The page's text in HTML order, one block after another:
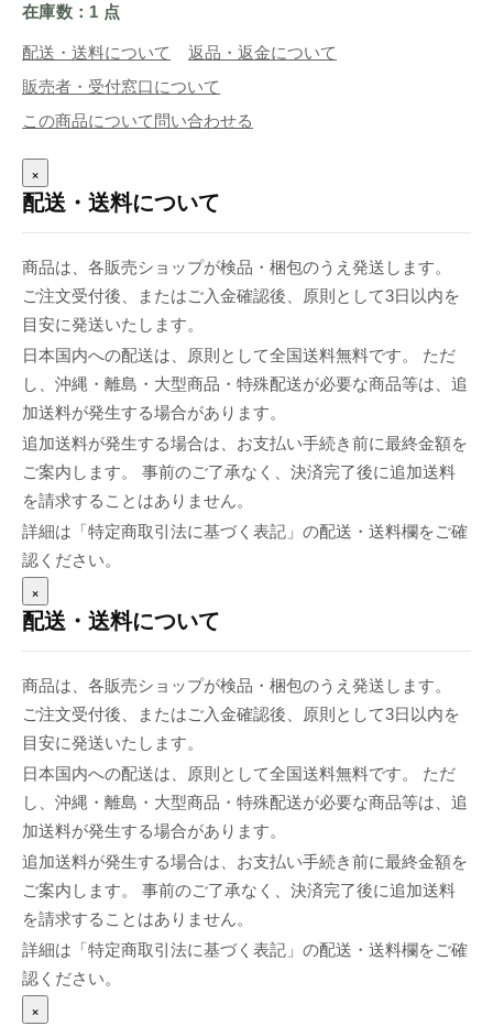
在庫数：1 点
配送・送料について
返品・返金について
販売者・受付窓口について
この商品について問い合わせる
×
配送・送料について
商品は、各販売ショップが検品・梱包のうえ発送します。
ご注文受付後、またはご入金確認後、原則として3日以内を
目安に発送いたします。
日本国内への配送は、原則として全国送料無料です。 ただ
し、沖縄・離島・大型商品・特殊配送が必要な商品等は、追
加送料が発生する場合があります。
追加送料が発生する場合は、お支払い手続き前に最終金額を
ご案内します。 事前のご了承なく、決済完了後に追加送料
を請求することはありません。
詳細は「特定商取引法に基づく表記」の配送・送料欄をご確
認ください。
×
配送・送料について
商品は、各販売ショップが検品・梱包のうえ発送します。
ご注文受付後、またはご入金確認後、原則として3日以内を
目安に発送いたします。
日本国内への配送は、原則として全国送料無料です。 ただ
し、沖縄・離島・大型商品・特殊配送が必要な商品等は、追
加送料が発生する場合があります。
追加送料が発生する場合は、お支払い手続き前に最終金額を
ご案内します。 事前のご了承なく、決済完了後に追加送料
を請求することはありません。
詳細は「特定商取引法に基づく表記」の配送・送料欄をご確
認ください。
×